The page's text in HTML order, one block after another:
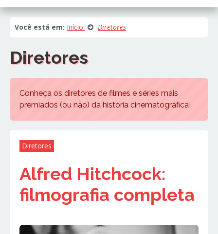
Você está em: Início Diretores
Diretores
Conheça os diretores de filmes e séries mais
premiados (ou não) da história cinematográfica!
Diretores
Alfred Hitchcock:
filmografia completa